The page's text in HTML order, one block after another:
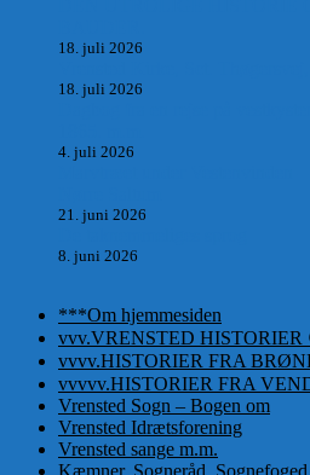
18. juli 2026
18. juli 2026
4. juli 2026
21. juni 2026
8. juni 2026
***Om hjemmesiden
vvv.VRENSTED HISTORIER
vvvv.HISTORIER FRA
vvvvv.HISTORIER FRA
Vrensted Sogn – Bogen om
Vrensted Idrætsforening
Vrensted sange m.m.